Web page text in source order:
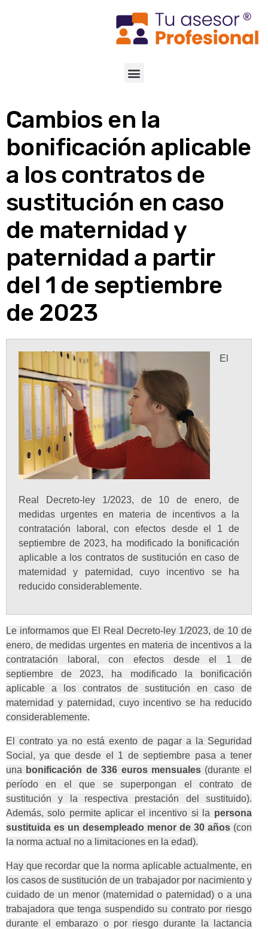
Cambios en la
bonificación aplicable
a los contratos de
sustitución en caso
de maternidad y
paternidad a partir
del 1 de septiembre
de 2023
El
Real Decreto-ley 1/2023, de 10 de enero, de
medidas urgentes en materia de incentivos a la
contratación laboral, con efectos desde el 1 de
septiembre de 2023, ha modificado la bonificación
aplicable a los contratos de sustitución en caso de
maternidad y paternidad, cuyo incentivo se ha
reducido considerablemente.
Le informamos que El Real Decreto-ley 1/2023, de 10 de
enero, de medidas urgentes en materia de incentivos a la
contratación laboral, con efectos desde el 1 de
septiembre de 2023, ha modificado la bonificación
aplicable a los contratos de sustitución en caso de
maternidad y paternidad, cuyo incentivo se ha reducido
considerablemente.
El contrato ya no está exento de pagar a la Seguridad
Social, ya que desde el 1 de septiembre pasa a tener
una bonificación de 336 euros mensuales (durante el
período en el que se superpongan el contrato de
sustitución y la respectiva prestación del sustituido).
Además, solo permite aplicar el incentivo si la persona
sustituida es un desempleado menor de 30 años(con
la norma actual no a limitaciones en la edad).
Hay que recordar que la norma aplicable actualmente, en
los casos de sustitución de un trabajador por nacimiento y
cuidado de un menor (maternidad o paternidad) o a una
trabajadora que tenga suspendido su contrato por riesgo
durante el embarazo o por riesgo durante la lactancia